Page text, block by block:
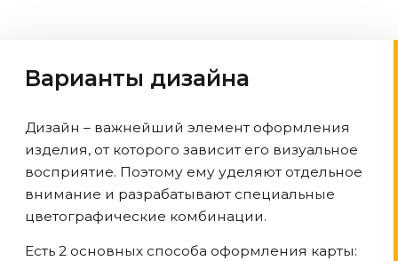
Варианты дизайна
Дизайн – важнейший элемент оформления
изделия, от которого зависит его визуальное
восприятие. Поэтому ему уделяют отдельное
внимание и разрабатывают специальные
цветографические комбинации.
Есть 2 основных способа оформления карты: